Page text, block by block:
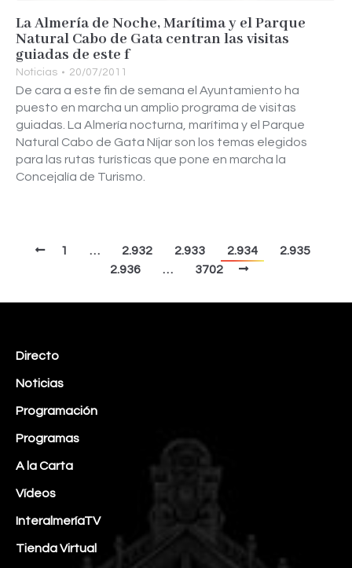
La Almería de Noche, Marítima y el Parque
Natural Cabo de Gata centran las visitas
guiadas de este f
Noticias 20/07/2011
De cara a este fin de semana el Ayuntamiento ha
puesto en marcha un amplio programa de visitas
guiadas. La Almería nocturna, marítima y el Parque
Natural Cabo de Gata Níjar son los temas elegidos
para las rutas turísticas que pone en marcha la
Concejalía de Turismo.
1 … 2.932 2.933 2.934
2.935
2.936
… 3702
Directo
Noticias
Programación
Programas
A la Carta
Vídeos
InteralmeríaTV
Tienda Virtual